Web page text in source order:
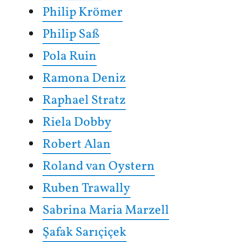
Philip Krömer
Philip Saß
Pola Ruin
Ramona Deniz
Raphael Stratz
Riela Dobby
Robert Alan
Roland van Oystern
Ruben Trawally
Sabrina Maria Marzell
Şafak Sarıçiçek